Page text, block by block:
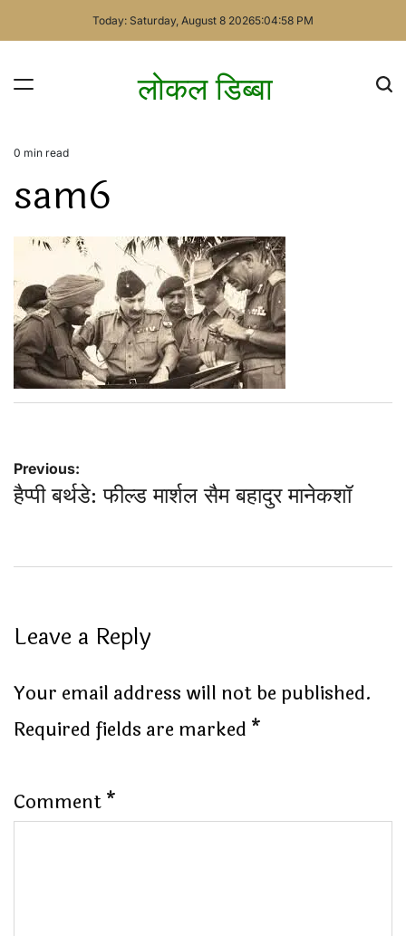
Today: Saturday, August 8 20265:04:58 PM
लोकल डिब्बा
Estimated
time
0 min read
sam6
Post
navigation
Previous:
हैप्पी बर्थडे: फील्ड मार्शल सैम बहादुर मानेकशॉ
Leave a Reply
Your email address will not be published.
Required fields are marked *
Comment*